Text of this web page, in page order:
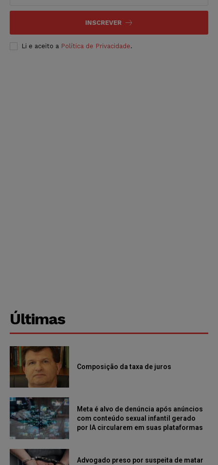
INSCREVER
Li e aceito a Política de Privacidade.
Últimas
Composição da taxa de juros
Meta é alvo de denúncia após anúncios
com conteúdo sexual infantil gerado
por IA circularem em suas plataformas
Advogado preso por suspeita de matar